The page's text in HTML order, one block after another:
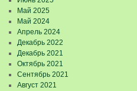
Май 2025
Май 2024
Апрель 2024
Декабрь 2022
Декабрь 2021
Октябрь 2021
Сентябрь 2021
Август 2021